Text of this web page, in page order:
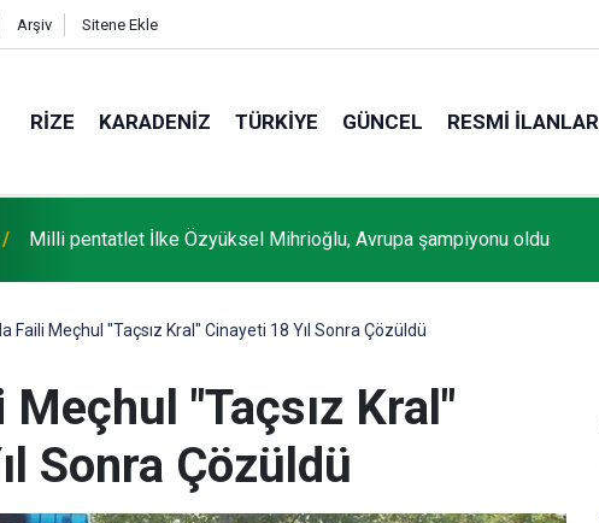
Arşiv Sitene Ekle
RIZE KARADENIZ TÜRKIYE GÜNCEL RESMI İLANLAR
Milli pentatlet İlke Özyüksel Mihrioğlu, Avrupa şampiyonu oldu
Faili Meçhul "Taçsız Kral" Cinayeti 18 Yıl Sonra Çözüldü
Meçhul "Taçsız Kral"
Sonra Çözüldü